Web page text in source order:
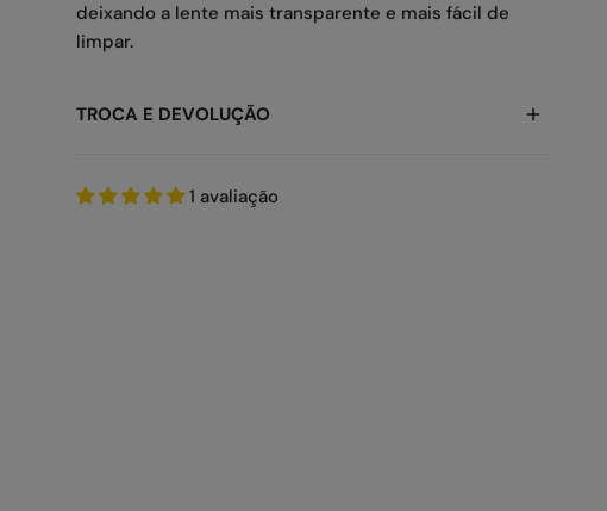
deixando a lente mais transparente e mais fácil de
limpar.
TROCA E DEVOLUÇÃO
A gente sabe que as vezes você pode precisar, então
1 avaliação